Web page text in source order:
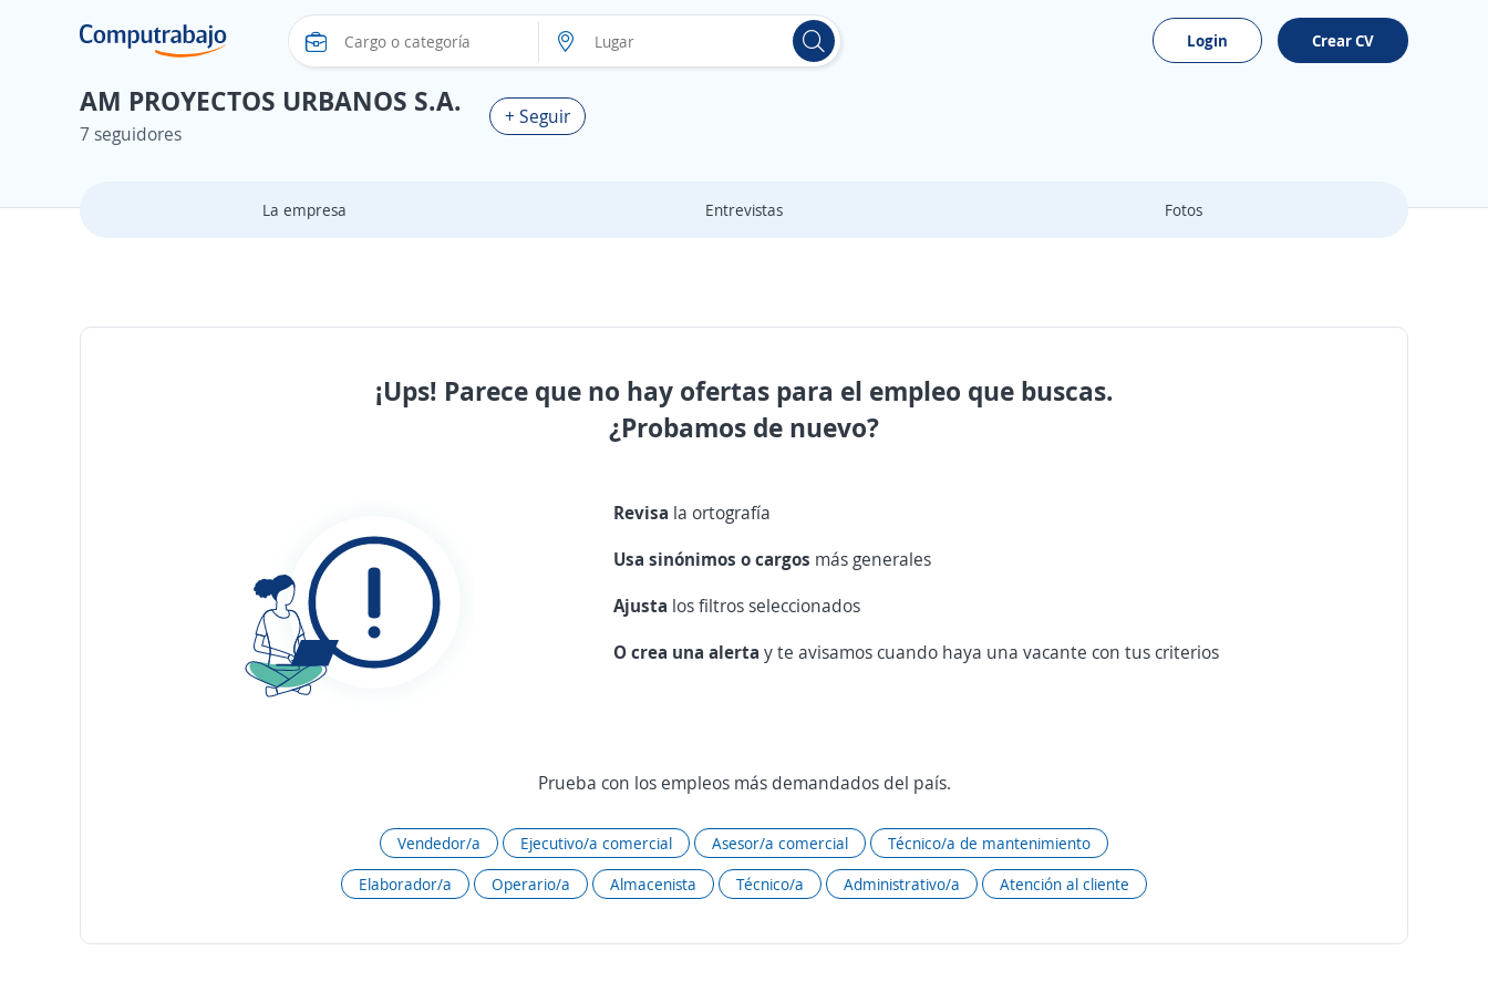
Login Crear CV
AM PROYECTOS URBANOS S.A.
7 seguidores
+ Seguir
La empresa Entrevistas Fotos
¡Ups! Parece que no hay ofertas para el empleo que buscas.
¿Probamos de nuevo?
Revisa la ortografía
Usa sinónimos o cargos más generales
Ajusta los filtros seleccionados
O crea una alertay te avisamos cuando haya una vacante con tus criterios
Prueba con los empleos más demandados del país.
Vendedor/a Ejecutivo/a comercial Asesor/a comercial
Técnico/a de mantenimiento
Elaborador/a
Operario/a Almacenista Técnico/a Administrativo/a Atención al cliente